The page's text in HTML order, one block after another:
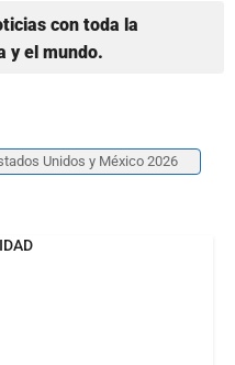
con toda la
y el mundo.
Unidos y México 2026